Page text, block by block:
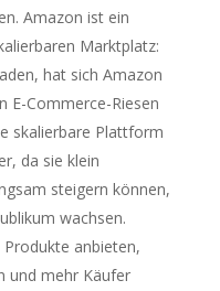
Amazon ist ein
Marktplatz:
hat sich Amazon
E-Commerce-Riesen
skalierbare Plattform
da sie klein
steigern können,
wachsen.
anbieten,
und mehr Käufer